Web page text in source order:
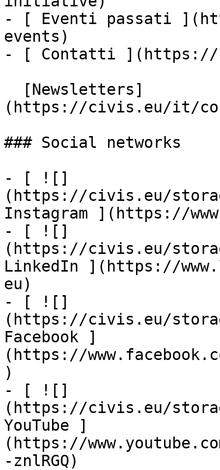
- [ Eventi passati
events)
- [ Contatti
(https://civis.eu/it/
### Social networks
- [ ![]
(https://civis.eu/
Instagram ](https://
- [ ![]
(https://civis.eu/
LinkedIn ](https://
eu)
- [ ![]
(https://civis.eu/
Facebook ]
(https://
)
- [ ![]
(https://civis.eu/
YouTube ]
(https://
-znlRGQ)